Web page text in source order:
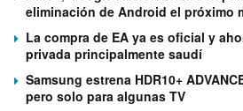
eliminación de Android el próximo
La compra de EA ya es oficial y
privada principalmente saudí
Samsung estrena HDR10+
pero solo para algunas TV